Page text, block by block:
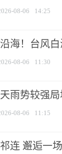
08-06 14:25
海！台风
08-06 11:30
雨势较强
08-06 11:15
连 邂逅一